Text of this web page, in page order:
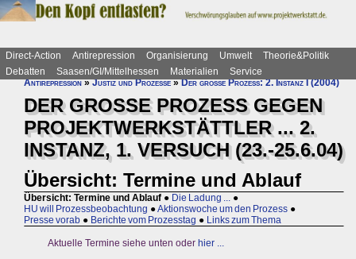
Direct-Action Antirepression Organisierung Umwelt
Theorie&Politik
Debatten
Saasen/GI/Mittelhessen Materialien
Service
Antirepression»Justiz und Prozesse»Der große Prozess: 2. Instanz I (2004)
DER GROSSE PROZESS GEGEN
PROJEKTWERKSTÄTTLER ... 2.
INSTANZ, 1. VERSUCH (23.-25.6.04)
Übersicht: Termine und Ablauf
Übersicht: Termine und Ablauf ● Die Ladung ... ●
HU will Prozessbeobachtung ●Aktionswoche um den Prozess ●
Presse vorab ● Berichte vom Prozesstag ● Links zum Thema
Aktuelle Termine siehe unten oder hier ...